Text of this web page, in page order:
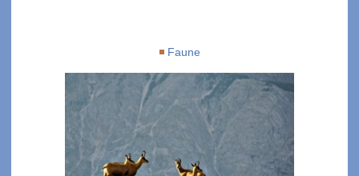
Faune